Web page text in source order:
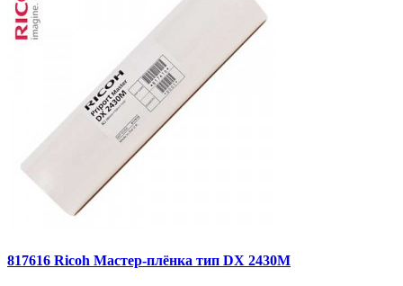
817616 Ricoh Мастер-плёнка тип DX 2430M